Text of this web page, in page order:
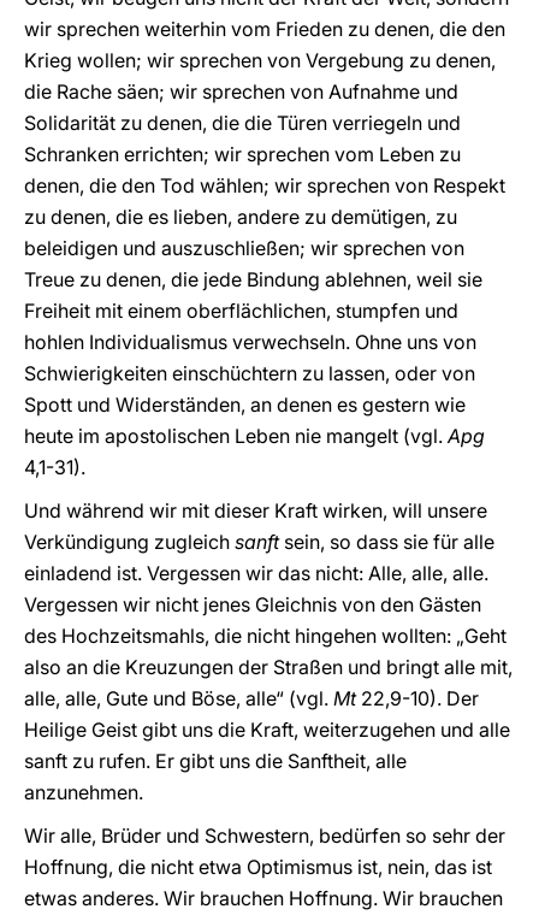
wir sprechen weiterhin vom Frieden zu denen, die den
Krieg wollen; wir sprechen von Vergebung zu denen,
die Rache säen; wir sprechen von Aufnahme und
Solidarität zu denen, die die Türen verriegeln und
Schranken errichten; wir sprechen vom Leben zu
denen, die den Tod wählen; wir sprechen von Respekt
zu denen, die es lieben, andere zu demütigen, zu
beleidigen und auszuschließen; wir sprechen von
Treue zu denen, die jede Bindung ablehnen, weil sie
Freiheit mit einem oberflächlichen, stumpfen und
hohlen Individualismus verwechseln. Ohne uns von
Schwierigkeiten einschüchtern zu lassen, oder von
Spott und Widerständen, an denen es gestern wie
heute im apostolischen Leben nie mangelt (vgl.Apg
4,1-31).
Und während wir mit dieser Kraft wirken, will unsere
Verkündigung zugleich sanftsein, so dass sie für alle
einladend ist. Vergessen wir das nicht: Alle, alle, alle.
Vergessen wir nicht jenes Gleichnis von den Gästen
des Hochzeitsmahls, die nicht hingehen wollten: „Geht
also an die Kreuzungen der Straßen und bringt alle mit,
alle, alle, Gute und Böse, alle“ (vgl. Mt22,9-10). Der
Heilige Geist gibt uns die Kraft, weiterzugehen und alle
sanft zu rufen. Er gibt uns die Sanftheit, alle
anzunehmen.
Wir alle, Brüder und Schwestern, bedürfen so sehr der
Hoffnung, die nicht etwa Optimismus ist, nein, das ist
etwas anderes. Wir brauchen Hoffnung. Wir brauchen